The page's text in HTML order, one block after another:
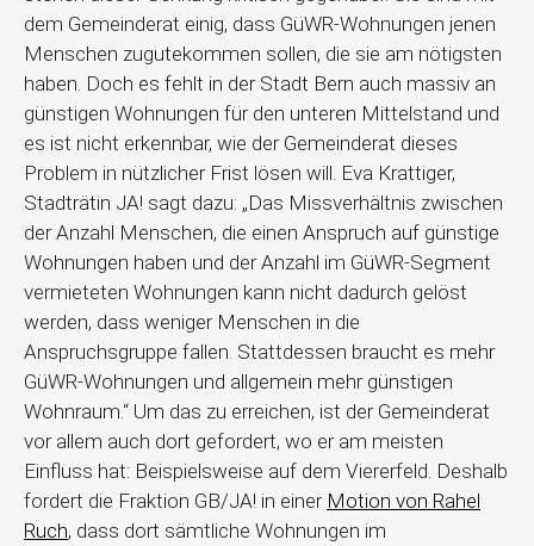
dem Gemeinderat einig, dass GüWR-Wohnungen jenen
Menschen zugutekommen sollen, die sie am nötigsten
haben. Doch es fehlt in der Stadt Bern auch massiv an
günstigen Wohnungen für den unteren Mittelstand und
es ist nicht erkennbar, wie der Gemeinderat dieses
Problem in nützlicher Frist lösen will. Eva Krattiger,
Stadträtin JA! sagt dazu: „Das Missverhältnis zwischen
der Anzahl Menschen, die einen Anspruch auf günstige
Wohnungen haben und der Anzahl im GüWR-Segment
vermieteten Wohnungen kann nicht dadurch gelöst
werden, dass weniger Menschen in die
Anspruchsgruppe fallen. Stattdessen braucht es mehr
GüWR-Wohnungen und allgemein mehr günstigen
Wohnraum.“ Um das zu erreichen, ist der Gemeinderat
vor allem auch dort gefordert, wo er am meisten
Einfluss hat: Beispielsweise auf dem Viererfeld. Deshalb
fordert die Fraktion GB/JA! in einer Motion von Rahel
Ruch, dass dort sämtliche Wohnungen im